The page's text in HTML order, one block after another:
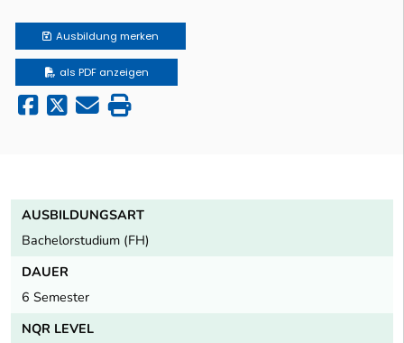
Ausbildung merken
als PDF anzeigen
AUSBILDUNGSART
Bachelorstudium (FH)
DAUER
6 Semester
NQR LEVEL